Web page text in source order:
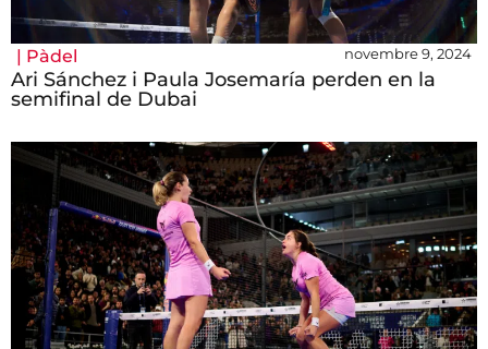
| Pàdel novembre 9, 2024
Ari Sánchez i Paula Josemaría perden en la
semifinal de Dubai